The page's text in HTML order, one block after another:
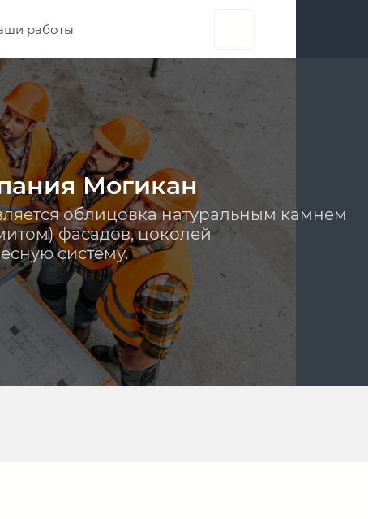
работы
Могикан
облицовка натуральным камнем
фасадов, цоколей
систему.